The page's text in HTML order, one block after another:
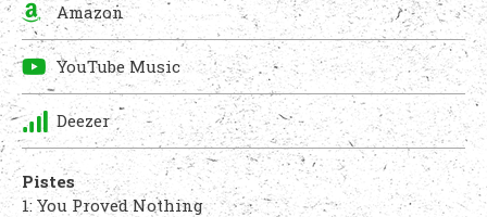
Amazon
YouTube Music
Deezer
Pistes
1: You Proved Nothing